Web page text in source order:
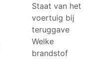
Staat van het
voertuig bij
teruggave
Welke
brandstof